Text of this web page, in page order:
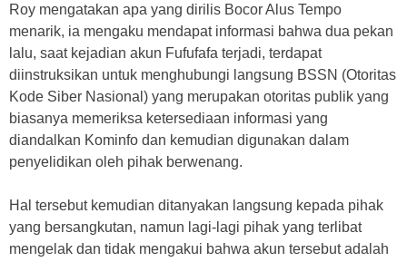
Roy mengatakan apa yang dirilis Bocor Alus Tempo
menarik, ia mengaku mendapat informasi bahwa dua pekan
lalu, saat kejadian akun Fufufafa terjadi, terdapat
diinstruksikan untuk menghubungi langsung BSSN (Otoritas
Kode Siber Nasional) yang merupakan otoritas publik yang
biasanya memeriksa ketersediaan informasi yang
diandalkan Kominfo dan kemudian digunakan dalam
penyelidikan oleh pihak berwenang.
Hal tersebut kemudian ditanyakan langsung kepada pihak
yang bersangkutan, namun lagi-lagi pihak yang terlibat
mengelak dan tidak mengakui bahwa akun tersebut adalah